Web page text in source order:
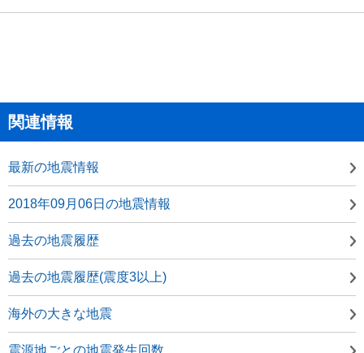
関連情報
最新の地震情報
2018年09月06日の地震情報
過去の地震履歴
過去の地震履歴(震度3以上)
海外の大きな地震
震源地ごとの地震発生回数